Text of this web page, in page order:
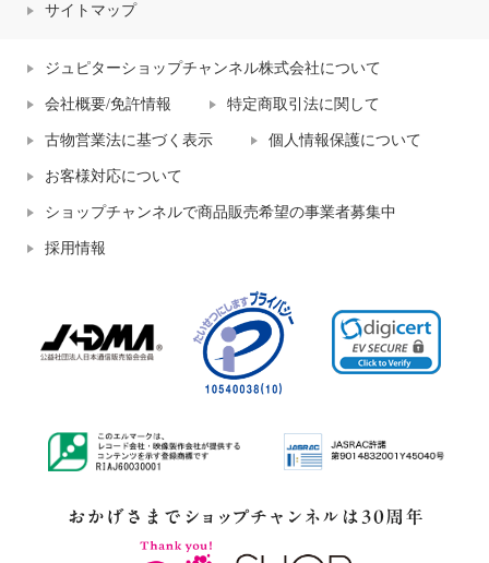
サイトマップ
ジュピターショップチャンネル株式会社について
会社概要/免許情報 特定商取引法に関して
古物営業法に基づく表示 個人情報保護について
お客様対応について
ショップチャンネルで商品販売希望の事業者募集中
採用情報